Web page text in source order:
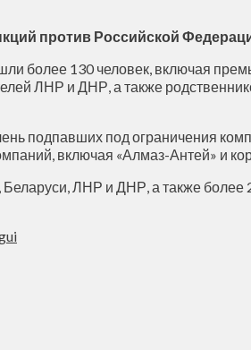
против Российской
более 130 человек, включая
ЛНР и ДНР, а также
подпавших под ограничения
включая «Алмаз-Антей» и
ЛНР и ДНР, а также более